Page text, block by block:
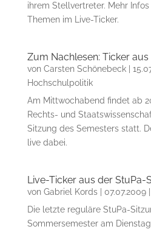
ihrem Stellvertreter. Mehr
Themen im Live-Ticker.
Zum Nachlesen: Ticker
von Carsten Schönebeck|
Hochschulpolitik
Am Mittwochabend findet ab
Rechts- und
Sitzung des Semesters statt.
live dabei.
Live-Ticker aus der StuPa-
von Gabriel Kords| 07.07.2009|
Die letzte reguläre StuPa-
Sommersemester am